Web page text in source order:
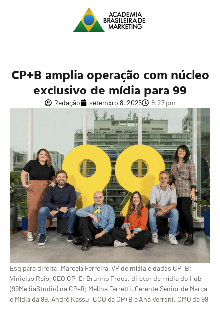
CP+B amplia operação com núcleo
exclusivo de mídia para 99
Redação setembro 8, 2025 8:27 pm
Esq para direita: Marcela Ferreira, VP de mídia e dados CP+B;
Vinicius Reis, CEO CP+B; Brunno Fróes, diretor de mídia do Hub
(99MediaStudio) na CP+B; Melina Ferretti, Gerente Sênior de Marca
e Mídia da 99, André Kassu, CCO da CP+B e Ana Verroni, CMO da 99